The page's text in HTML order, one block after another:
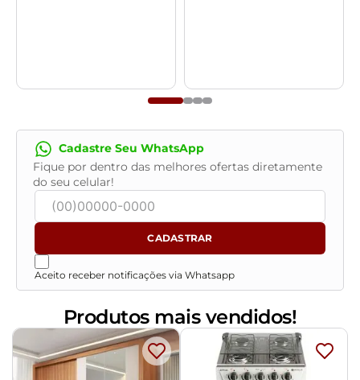
Cadastre Seu WhatsApp
Fique por dentro das melhores ofertas diretamente
do seu celular!
CADASTRAR
Aceito receber notificações via Whatsapp
Produtos mais vendidos!